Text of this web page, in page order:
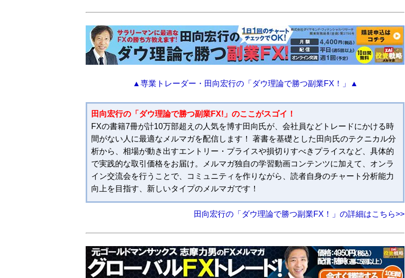
▲専業トレーダー・田向宏行の「ダウ理論で勝つ副業FX！」▲
田向宏行の「ダウ理論で勝つ副業FX!」のここがスゴイ！
FXの書籍7冊が計10万部超えの人気を博す田向氏が、会社員などトレードにかける時
間がない人に最適なメルマガを配信します！ 著書を基礎とした田向氏のテクニカル分
析から、相場が動き出すエントリー・プライスや損切りすべきプライスなど、具体的
で実践的な取引価格をお届け。メルマガ独自の学習動画コンテンツに加えて、オンラ
イン交流会を行うことで、コミュニティを作りながら、読者自身のチャート分析能力
向上を目指す、新しいタイプのメルマガです！
田向宏行の「ダウ理論で勝つ副業FX！」の詳細はこちら>>